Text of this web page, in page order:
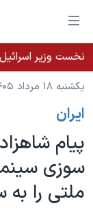
لینکهای
قابل
دسترسی
جهش
محتوای
اصلی
جهش
به
صفحه
خانه
نسخه سبک
موضوع ها
ایران
آمریکا
جهان
برنامه های
جدول برنامه ها
صفحه‌های ویژه
یکشنبه ۱۸ مرداد ۱۴۰۵ ایران ۱۷:۲۱
ايران
پیام
سوزی
ملتی را